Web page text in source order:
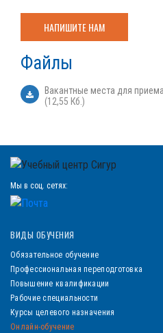
НАПИШИТЕ НАМ
Файлы
Вакантные места для
(12,55 Кб.)
Мы в соц. сетях:
ВИДЫ ОБУЧЕНИЯ
Обязательное обучение
Профессиональная переподготовка
Повышение квалификации
Рабочие специальности
Курсы целевого назначения
Онлайн-обучение